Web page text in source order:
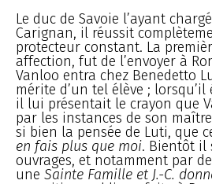
Le duc de Savoie l’ayant
Carignan, il réussit
protecteur constant. La
affection, fut de l’envoyer à
Vanloo entra chez Benedetto
mérite d’un tel élève ;
il lui présentait le crayon que
par les instances de son
si bien la pensée de Luti, que
en fais plus que moi. Bientôt il
ouvrages, et notamment par
une Sainte Famille et J.-C.